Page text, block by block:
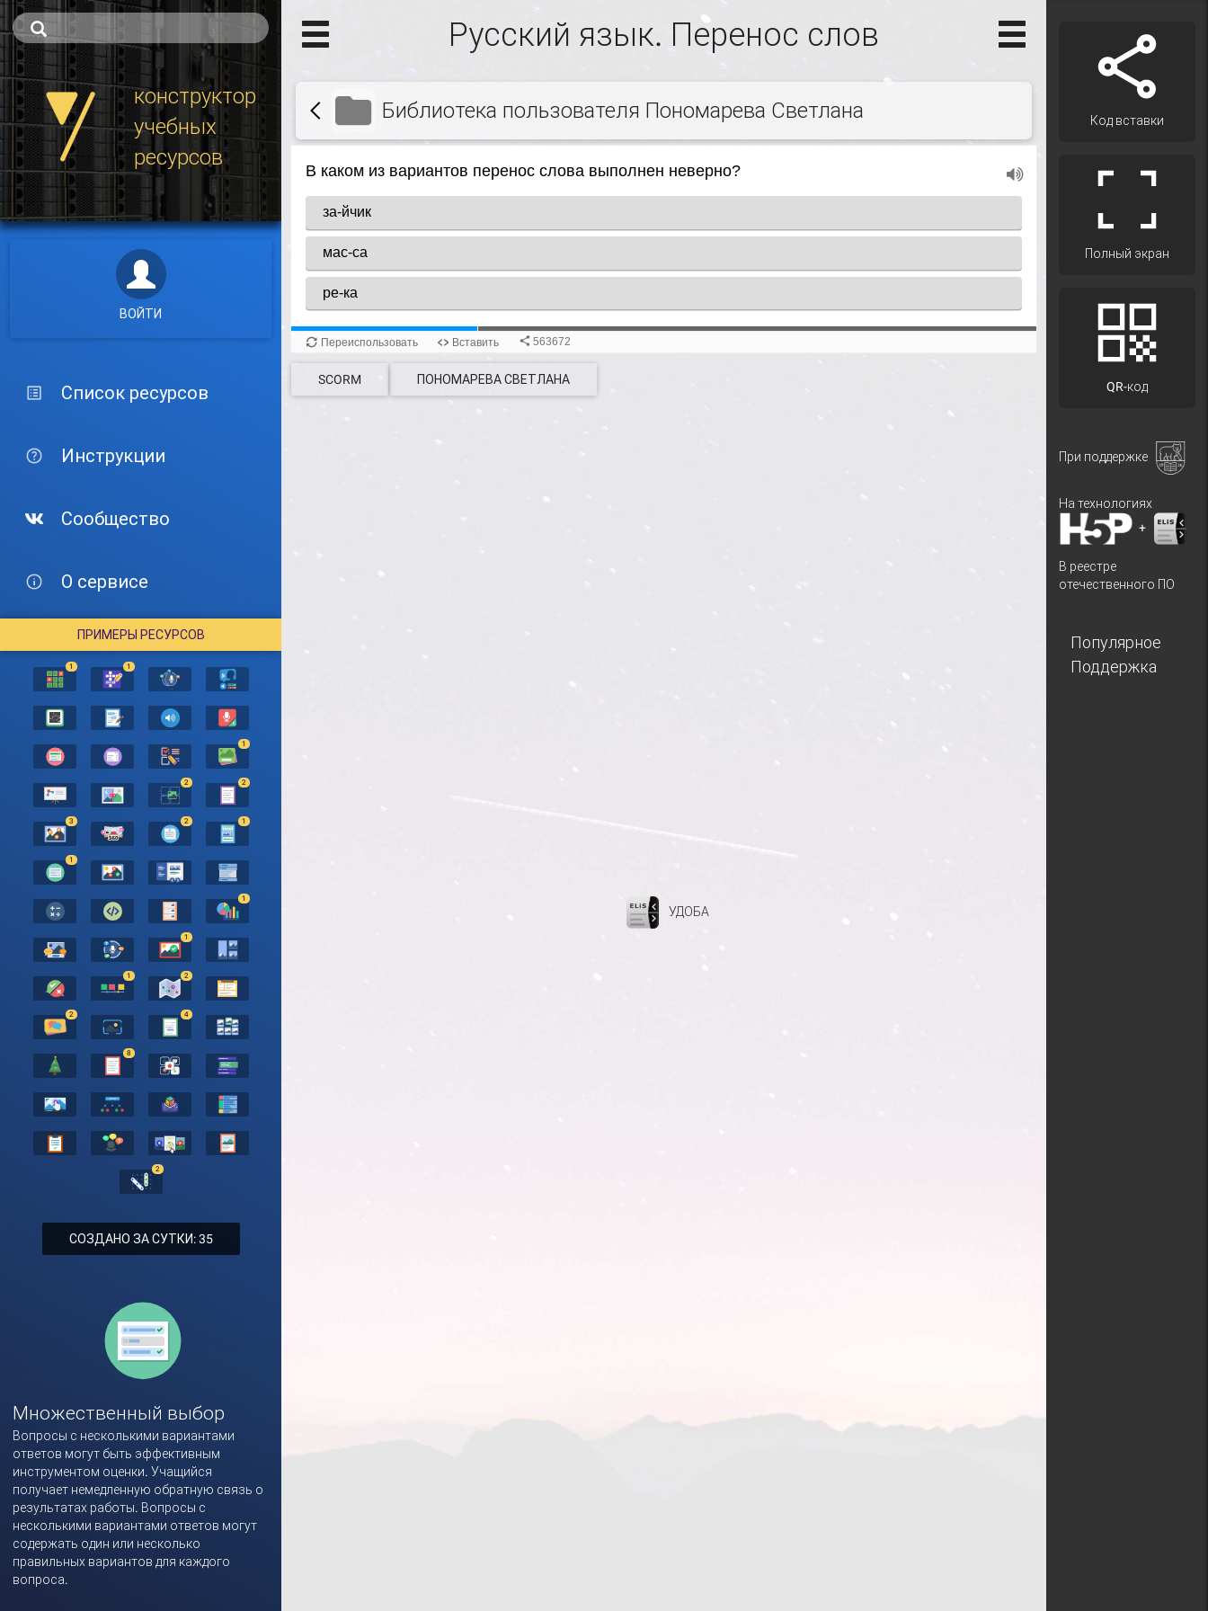
конструктор
учебных
ресурсов
ВОЙТИ
Список ресурсов
Инструкции
Сообщество
О сервисе
ПРИМЕРЫ РЕСУРСОВ
1 1
1
2 2
3 2 1
1
1
1
1 2
2 4
8
2
СОЗДАНО ЗА СУТКИ: 35
Множественный выбор
Вопросы с несколькими вариантами
ответов могут быть эффективным
инструментом оценки. Учащийся
получает немедленную обратную связь о
результатах работы. Вопросы с
несколькими вариантами ответов могут
содержать один или несколько
правильных вариантов для каждого
вопроса.
Русский язык. Перенос слов
Библиотека пользователя Пономарева Светлана
SCORM ПОНОМАРЕВА СВЕТЛАНА
УДОБА
Код вставки
Полный экран
QR-код
При поддержке
На технологиях
+
В реестре
отечественного ПО
Популярное
Поддержка